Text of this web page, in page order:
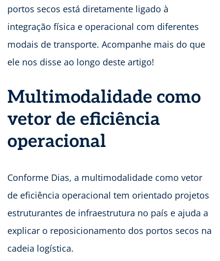
portos secos está diretamente ligado à
integração física e operacional com diferentes
modais de transporte. Acompanhe mais do que
ele nos disse ao longo deste artigo!
Multimodalidade como
vetor de eficiência
operacional
Conforme Dias, a multimodalidade como vetor
de eficiência operacional tem orientado projetos
estruturantes de infraestrutura no país e ajuda a
explicar o reposicionamento dos portos secos na
cadeia logística.